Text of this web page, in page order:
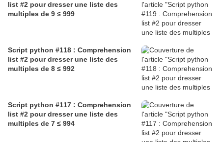
list #2 pour dresser une liste des
multiples de 9 ≤ 999
Script python #118 : Comprehension
list #2 pour dresser une liste des
multiples de 8 ≤ 992
Script python #117 : Comprehension
list #2 pour dresser une liste des
multiples de 7 ≤ 994